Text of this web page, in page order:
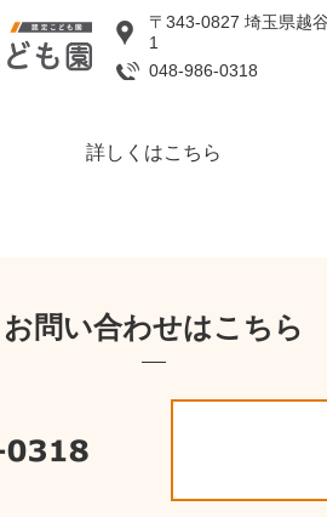
〒343-0827 埼玉県越
1
048-986-0318
詳しくはこちら
お問い合わせはこちら